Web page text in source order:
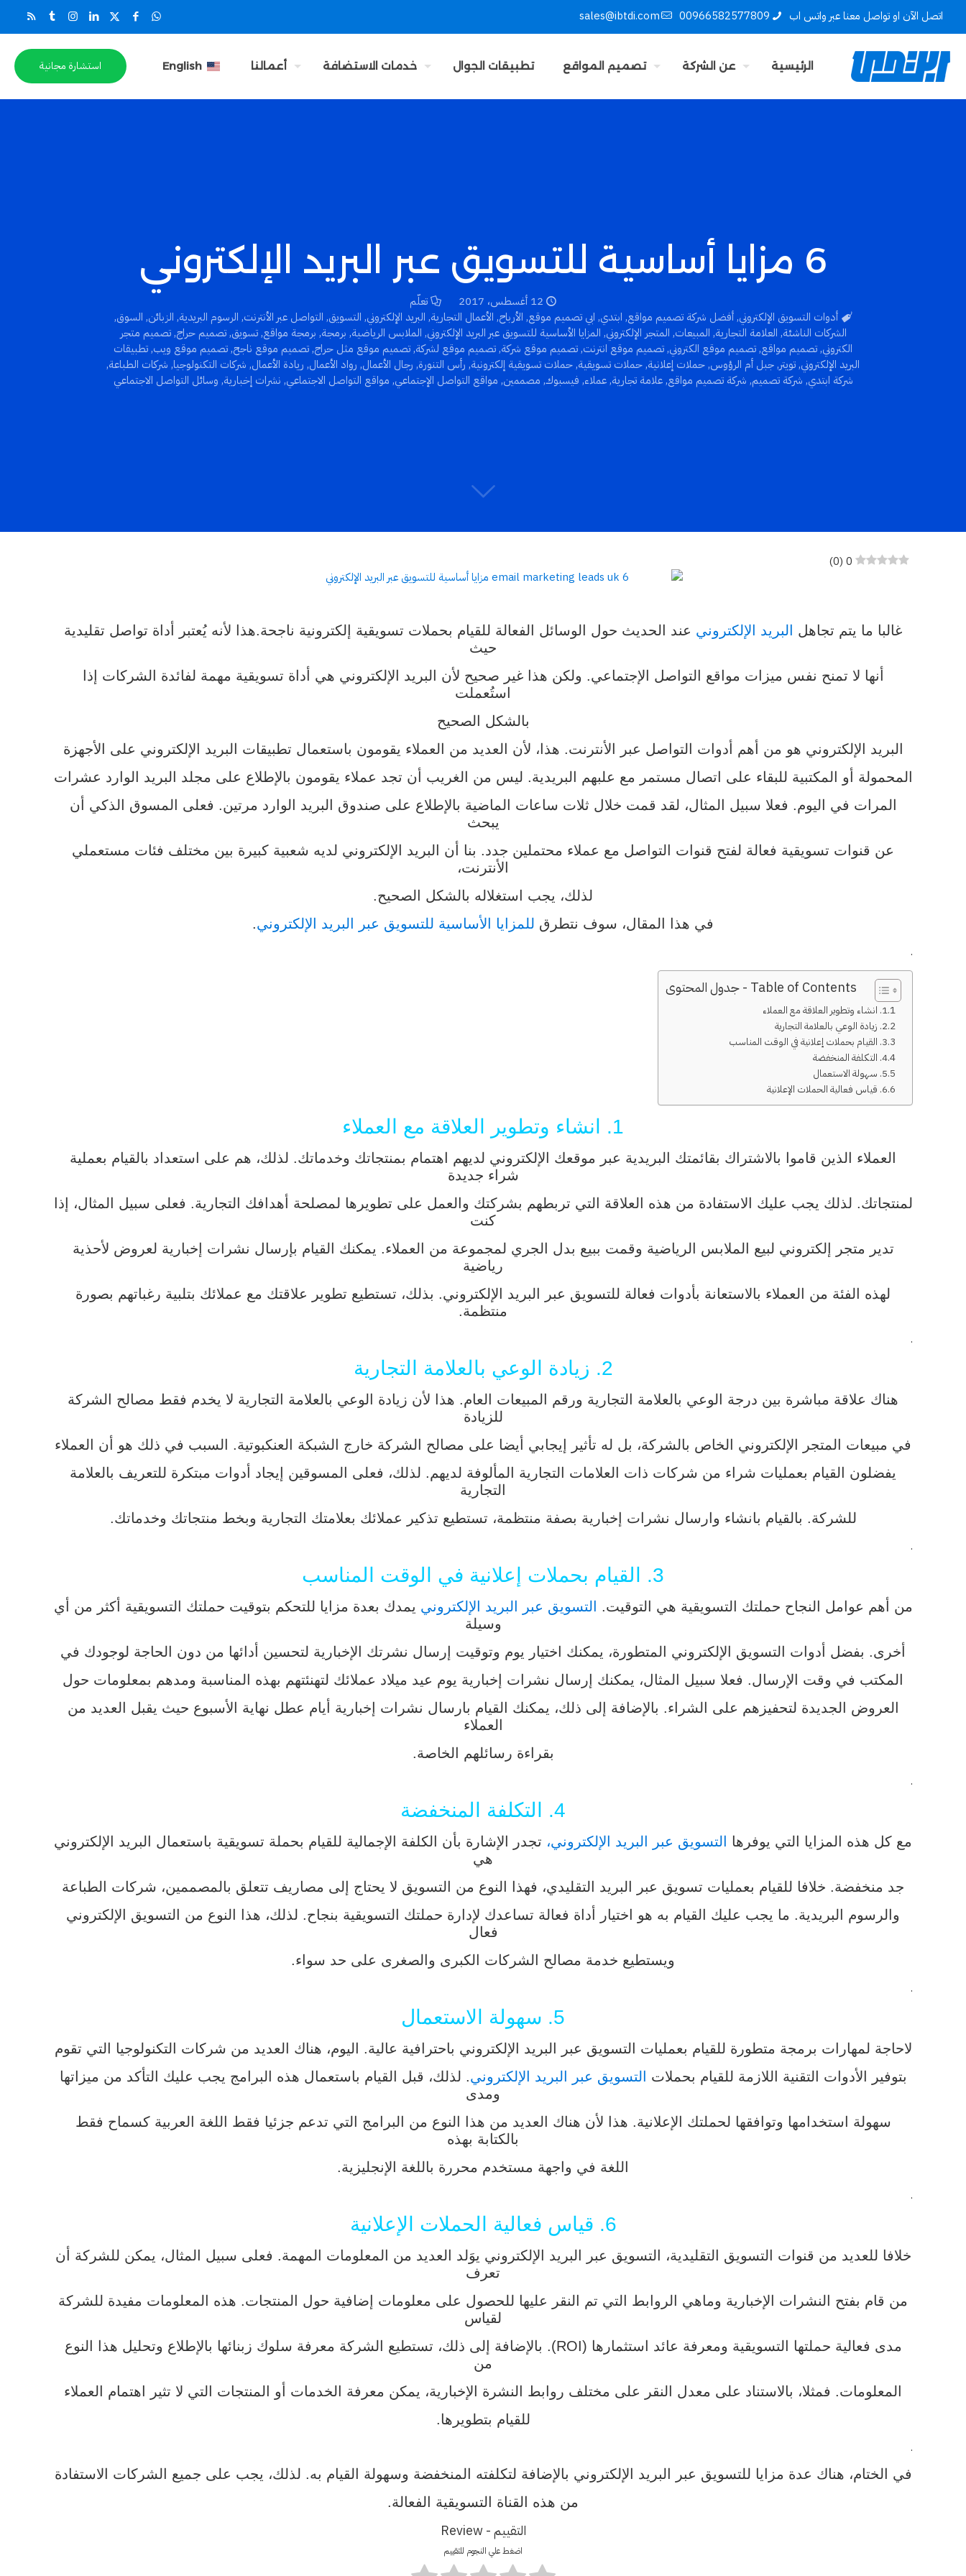
اتصل الآن او تواصل معنا عبر واتس اب 00966582577809
sales@ibtdi.com
الرئيسية عن الشركة تصميم المواقع تطبيقات الجوال خدمات الاستضافة أعمالنا English استشارة مجانية
6 مزايا أساسية للتسويق عبر البريد الإلكتروني
12 أغسطس، 2017
تعلّم
أدوات التسويق الإلكتروني,أفضل شركة تصميم مواقع, ابتدي, ابي تصميم موقع, الأرباح, الأعمال التجارية, البريد الإلكتروني, التسويق, التواصل عبر الأنترنت, الرسوم البريدية, الزبائن, السوق,
الشركات الناشئة, العلامة التجارية, المبيعات, المتجر الإلكتروني, المزايا الأساسية للتسويق عبر البريد الإلكتروني, الملابس الرياضية, برمجة, برمجة مواقع,تسويق,تصميم حراج,تصميم متجر
الكتروني,تصميم مواقع,تصميم موقع الكتروني,تصميم موقع انترنت,تصميم موقع شركة,تصميم موقع لشركة,تصميم موقع مثل حراج,تصميم موقع ناجح,تصميم موقع ويب,تطبيقات
البريد الإلكتروني,تويتر,جبل أم الرؤوس,حملات إعلانية,حملات تسويقية,حملات تسويقية إلكترونية, رأس التنورة, رجال الأعمال, رواد الأعمال, ريادة الأعمال, شركات التكنولوجيا, شركات الطباعة,
شركة ابتدي, شركة تصميم, شركة تصميم مواقع,علامة تجارية,عملاء, فيسبوك, مصممين, مواقع التواصل الإجتماعي, مواقع التواصل الاجتماعي, نشرات إخبارية, وسائل التواصل الاجتماعي
0
(
0
)
غالبا ما يتم تجاهل البريد الإلكتروني عند الحديث حول الوسائل الفعالة للقيام بحملات تسويقية إلكترونية ناجحة.هذا لأنه يُعتبر أداة تواصل تقليدية
حيث
أنها لا تمنح نفس ميزات مواقع التواصل الإجتماعي. ولكن هذا غير صحيح لأن البريد الإلكتروني هي أداة تسويقية مهمة لفائدة الشركات إذا
استُعملت
بالشكل الصحيح
البريد الإلكتروني هو من أهم أدوات التواصل عبر الأنترنت. هذا، لأن العديد من العملاء يقومون باستعمال تطبيقات البريد الإلكتروني على الأجهزة
المحمولة أو المكتبية للبقاء على اتصال مستمر مع علبهم البريدية. ليس من الغريب أن تجد عملاء يقومون بالإطلاع على مجلد البريد الوارد عشرات
المرات في اليوم. فعلا سبيل المثال، لقد قمت خلال ثلات ساعات الماضية بالإطلاع على صندوق البريد الوارد مرتين. فعلى المسوق الذكي أن
يبحث
عن قنوات تسويقية فعالة لفتح قنوات التواصل مع عملاء محتملين جدد. بنا أن البريد الإلكتروني لديه شعبية كبيرة بين مختلف فئات مستعملي
الأنترنت،
لذلك، يجب استغلاله بالشكل الصحيح.
في هذا المقال، سوف نتطرق للمزايا الأساسية للتسويق عبر البريد الإلكتروني.
.
Table of Contents - جدول المحتوى
1. انشاء وتطوير العلاقة مع العملاء
2. زيادة الوعي بالعلامة التجارية
3. القيام بحملات إعلانية في الوقت المناسب
4. التكلفة المنخفضة
5. سهولة الاستعمال
6. قياس فعالية الحملات الإعلانية
1. انشاء وتطوير العلاقة مع العملاء
العملاء الذين قاموا بالاشتراك بقائمتك البريدية عبر موقعك الإلكتروني لديهم اهتمام بمنتجاتك وخدماتك. لذلك، هم على استعداد بالقيام بعملية
شراء جديدة
لمنتجاتك. لذلك يجب عليك الاستفادة من هذه العلاقة التي تربطهم بشركتك والعمل على تطويرها لمصلحة أهدافك التجارية. فعلى سبيل المثال، إذا
كنت
تدير متجر إلكتروني لبيع الملابس الرياضية وقمت ببيع بدل الجري لمجموعة من العملاء. يمكنك القيام بإرسال نشرات إخبارية لعروض لأحذية
رياضية
لهذه الفئة من العملاء بالاستعانة بأدوات فعالة للتسويق عبر البريد الإلكتروني. بذلك، تستطيع تطوير علاقتك مع عملائك بتلبية رغباتهم بصورة
منتظمة.
.
2. زيادة الوعي بالعلامة التجارية
هناك علاقة مباشرة بين درجة الوعي بالعلامة التجارية ورقم المبيعات العام. هذا لأن زيادة الوعي بالعلامة التجارية لا يخدم فقط مصالح الشركة
للزيادة
في مبيعات المتجر الإلكتروني الخاص بالشركة، بل له تأثير إيجابي أيضا على مصالح الشركة خارج الشبكة العنكبوتية. السبب في ذلك هو أن العملاء
يفضلون القيام بعمليات شراء من شركات ذات العلامات التجارية المألوفة لديهم. لذلك، فعلى المسوقين إيجاد أدوات مبتكرة للتعريف بالعلامة
التجارية
للشركة. بالقيام بانشاء وارسال نشرات إخبارية بصفة منتظمة، تستطيع تذكير عملائك بعلامتك التجارية وبخط منتجاتك وخدماتك.
.
3. القيام بحملات إعلانية في الوقت المناسب
من أهم عوامل النجاح حملتك التسويقية هي التوقيت. التسويق عبر البريد الإلكتروني يمدك بعدة مزايا للتحكم بتوقيت حملتك التسويقية أكثر من أي
وسيلة
أخرى. بفضل أدوات التسويق الإلكتروني المتطورة، يمكنك اختيار يوم وتوقيت إرسال نشرتك الإخبارية لتحسين أدائها من دون الحاجة لوجودك في
المكتب في وقت الإرسال. فعلا سبيل المثال، يمكنك إرسال نشرات إخبارية يوم عيد ميلاد عملائك لتهنئتهم بهذه المناسبة ومدهم بمعلومات حول
العروض الجديدة لتحفيزهم على الشراء. بالإضافة إلى ذلك، يمكنك القيام بارسال نشرات إخبارية أيام عطل نهاية الأسبوع حيث يقبل العديد من
العملاء
بقراءة رسائلهم الخاصة.
.
4. التكلفة المنخفضة
مع كل هذه المزايا التي يوفرها التسويق عبر البريد الإلكتروني، تجدر الإشارة بأن الكلفة الإجمالية للقيام بحملة تسويقية باستعمال البريد الإلكتروني
هي
جد منخفضة. خلافا للقيام بعمليات تسويق عبر البريد التقليدي، فهذا النوع من التسويق لا يحتاج إلى مصاريف تتعلق بالمصممين، شركات الطباعة
والرسوم البريدية. ما يجب عليك القيام به هو اختيار أداة فعالة تساعدك لإدارة حملتك التسويقية بنجاح. لذلك، هذا النوع من التسويق الإلكتروني
فعال
ويستطيع خدمة مصالح الشركات الكبرى والصغرى على حد سواء.
.
5. سهولة الاستعمال
لاحاجة لمهارات برمجة متطورة للقيام بعمليات التسويق عبر البريد الإلكتروني باحترافية عالية. اليوم، هناك العديد من شركات التكنولوجيا التي تقوم
بتوفير الأدوات التقنية اللازمة للقيام بحملات التسويق عبر البريد الإلكتروني. لذلك، قبل القيام باستعمال هذه البرامج يجب عليك التأكد من ميزاتها
ومدى
سهولة استخدامها وتوافقها لحملتك الإعلانية. هذا لأن هناك العديد من هذا النوع من البرامج التي تدعم جزئيا فقط اللغة العربية كسماح فقط
بالكتابة بهذه
اللغة في واجهة مستخدم محررة باللغة الإنجليزية.
.
6. قياس فعالية الحملات الإعلانية
خلافا للعديد من قنوات التسويق التقليدية، التسويق عبر البريد الإلكتروني يوَلد العديد من المعلومات المهمة. فعلى سبيل المثال، يمكن للشركة أن
تعرف
من قام بفتح النشرات الإخبارية وماهي الروابط التي تم النقر عليها للحصول على معلومات إضافية حول المنتجات. هذه المعلومات مفيدة للشركة
لقياس
مدى فعالية حملتها التسويقية ومعرفة عائد استثمارها (ROI). بالإضافة إلى ذلك، تستطيع الشركة معرفة سلوك زبنائها بالإطلاع وتحليل هذا النوع
من
المعلومات. فمثلا، بالاستناد على معدل النقر على مختلف روابط النشرة الإخبارية، يمكن معرفة الخدمات أو المنتجات التي لا تثير اهتمام العملاء
للقيام بتطويرها.
.
في الختام، هناك عدة مزايا للتسويق عبر البريد الإلكتروني بالإضافة لتكلفته المنخفضة وسهولة القيام به. لذلك، يجب على جميع الشركات الاستفادة
من هذه القناة التسويقية الفعالة.
التقييم - Review
اضغط علي النجوم للتقييم